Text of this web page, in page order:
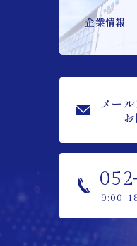
企業情報
メー
9:00-